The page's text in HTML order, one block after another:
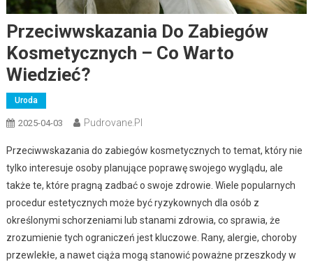
Przeciwwskazania Do Zabiegów
Kosmetycznych – Co Warto
Wiedzieć?
Uroda
2025-04-03 Pudrovane.pl
Przeciwwskazania do zabiegów kosmetycznych to temat, który nie
tylko interesuje osoby planujące poprawę swojego wyglądu, ale
także te, które pragną zadbać o swoje zdrowie. Wiele popularnych
procedur estetycznych może być ryzykownych dla osób z
określonymi schorzeniami lub stanami zdrowia, co sprawia, że
zrozumienie tych ograniczeń jest kluczowe. Rany, alergie, choroby
przewlekłe, a nawet ciąża mogą stanowić poważne przeszkody w